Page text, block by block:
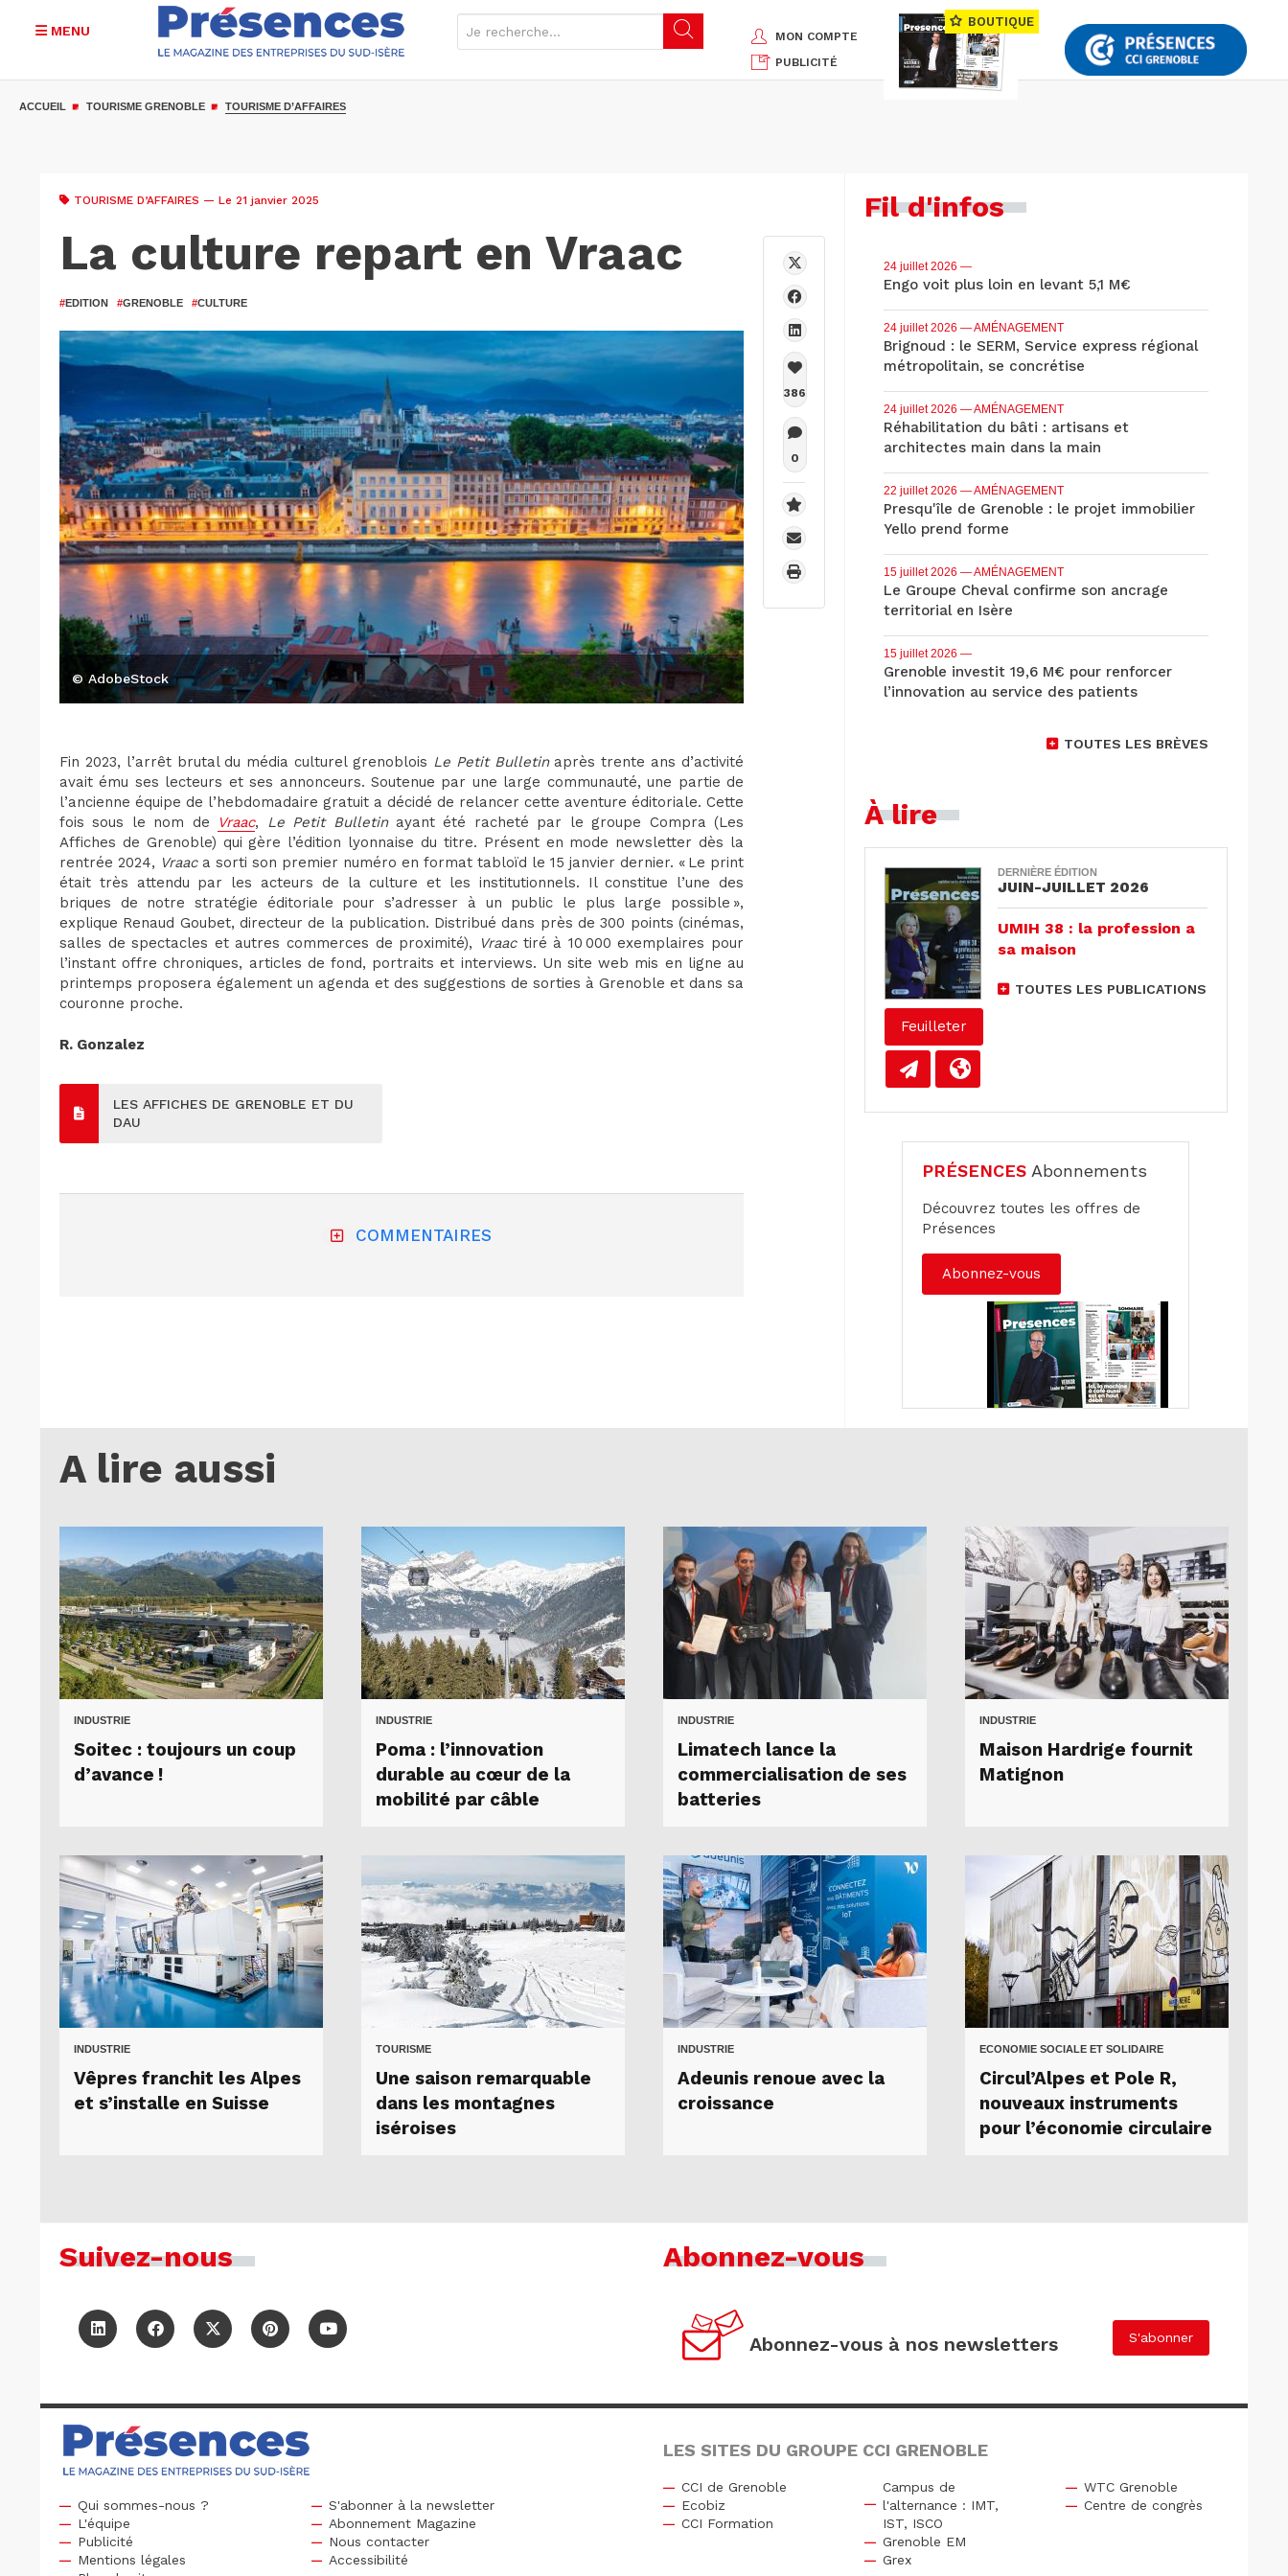
MENU
MON COMPTE
PUBLICITÉ
BOUTIQUE
ACCUEIL TOURISME GRENOBLE TOURISME D’AFFAIRES
TOURISME D’AFFAIRES — Le 21 janvier 2025
La culture repart en Vraac
#EDITION #GRENOBLE #CULTURE
© AdobeStock
Fin 2023, l’arrêt brutal du média culturel grenoblois Le Petit Bulletinaprès trente ans d’activité
avait ému ses lecteurs et ses annonceurs. Soutenue par une large communauté, une partie de
l’ancienne équipe de l’hebdomadaire gratuit a décidé de relancer cette aventure éditoriale. Cette
fois sous le nom de
Vraac, Le Petit Bulletinayant été racheté par le groupe Compra (Les
Affiches de Grenoble) qui gère l’édition lyonnaise du titre. Présent en mode newsletter dès la
rentrée 2024, Vraaca sorti son premier numéro en format tabloïd le 15 janvier dernier. « Le print
était très attendu par les acteurs de la culture et les institutionnels. Il constitue l’une des
briques de notre stratégie éditoriale pour s’adresser à un public le plus large possible »,
explique Renaud Goubet, directeur de la publication. Distribué dans près de 300 points (cinémas,
salles de spectacles et autres commerces de proximité),
Vraac tiré à 10 000 exemplaires pour
l’instant offre chroniques, articles de fond, portraits et interviews. Un site web mis en ligne au
printemps proposera également un agenda et des suggestions de sorties à Grenoble et dans sa
couronne proche.
R. Gonzalez
LES AFFICHES DE GRENOBLE ET DU
DAU
COMMENTAIRES
386
0
Fil d'infos
24 juillet 2026 —
Engo voit plus loin en levant 5,1 M€
24 juillet 2026 — AMÉNAGEMENT
Brignoud : le SERM, Service express régional
métropolitain, se concrétise
24 juillet 2026 — AMÉNAGEMENT
Réhabilitation du bâti : artisans et
architectes main dans la main
22 juillet 2026 — AMÉNAGEMENT
Presqu'île de Grenoble : le projet immobilier
Yello prend forme
15 juillet 2026 — AMÉNAGEMENT
Le Groupe Cheval confirme son ancrage
territorial en Isère
15 juillet 2026 —
Grenoble investit 19,6 M€ pour renforcer
l’innovation au service des patients
TOUTES LES BRÈVES
À lire
Feuilleter
DERNIÈRE ÉDITION
JUIN-JUILLET 2026
UMIH 38 : la profession a
sa maison
TOUTES LES PUBLICATIONS
PRÉSENCES Abonnements
Découvrez toutes les offres de
Présences
Abonnez-vous
A lire aussi
INDUSTRIE
Soitec : toujours un coup
d’avance !
INDUSTRIE
Poma : l’innovation
durable au cœur de la
mobilité par câble
INDUSTRIE
Limatech lance la
commercialisation de ses
batteries
INDUSTRIE
Maison Hardrige fournit
Matignon
INDUSTRIE
Vêpres franchit les Alpes
et s’installe en Suisse
TOURISME
Une saison remarquable
dans les montagnes
iséroises
INDUSTRIE
Adeunis renoue avec la
croissance
ECONOMIE SOCIALE ET SOLIDAIRE
Circul’Alpes et Pole R,
nouveaux instruments
pour l’économie circulaire
Suivez-nous Abonnez-vous
Abonnez-vous à nos newsletters S'abonner
Qui sommes-nous ?
L'équipe
Publicité
S'abonner à la newsletter
Abonnement Magazine
Nous contacter
Mentions légales
Accessibilité
LES SITES DU GROUPE CCI GRENOBLE
CCI de Grenoble
Ecobiz
CCI Formation
Campus de
l'alternance : IMT,
IST, ISCO
Grenoble EM
Grex
WTC Grenoble
Centre de congrès